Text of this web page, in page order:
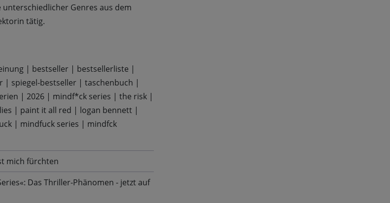
Genres aus dem
tätig.
| bestseller| bestsellerliste |
| spiegel-bestseller| taschenbuch |
| 2026| mindf*ck series | the risk|
| paint it all red | logan bennett|
| mindfuck series | mindfck
mich fürchten
Das Thriller-Phänomen - jetzt auf